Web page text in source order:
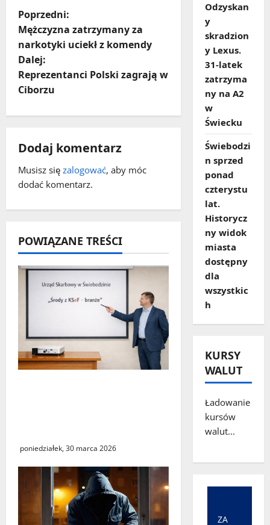
Z
o
b
a
c
z
w
p
s
y
Poprzedni:
Mężczyzna zatrzymany za
narkotyki uciekł z komendy
Dalej:
Reprezentanci Polski zagrają w
Ciborzu
Dodaj komentarz
Musisz się zalogować, aby móc
dodać komentarz.
POWIĄZANE TREŚCI
poniedziałek, 30 marca 2026
Odzyskan
y
skradzion
y Lexus.
31‑latek
zatrzyma
ny na A2
w
Świecku
Świebodzi
n sprzed
ponad
czterystu
lat.
Historycz
ny widok
miasta
dostępny
dla
wszystkic
h
KURSY
WALUT
Ładowanie
kursów
walut...
ZA